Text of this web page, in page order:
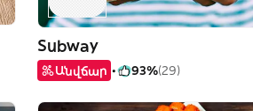
Subway
Անվճար 93%(29)